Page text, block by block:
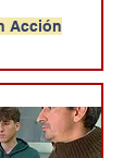
Acción